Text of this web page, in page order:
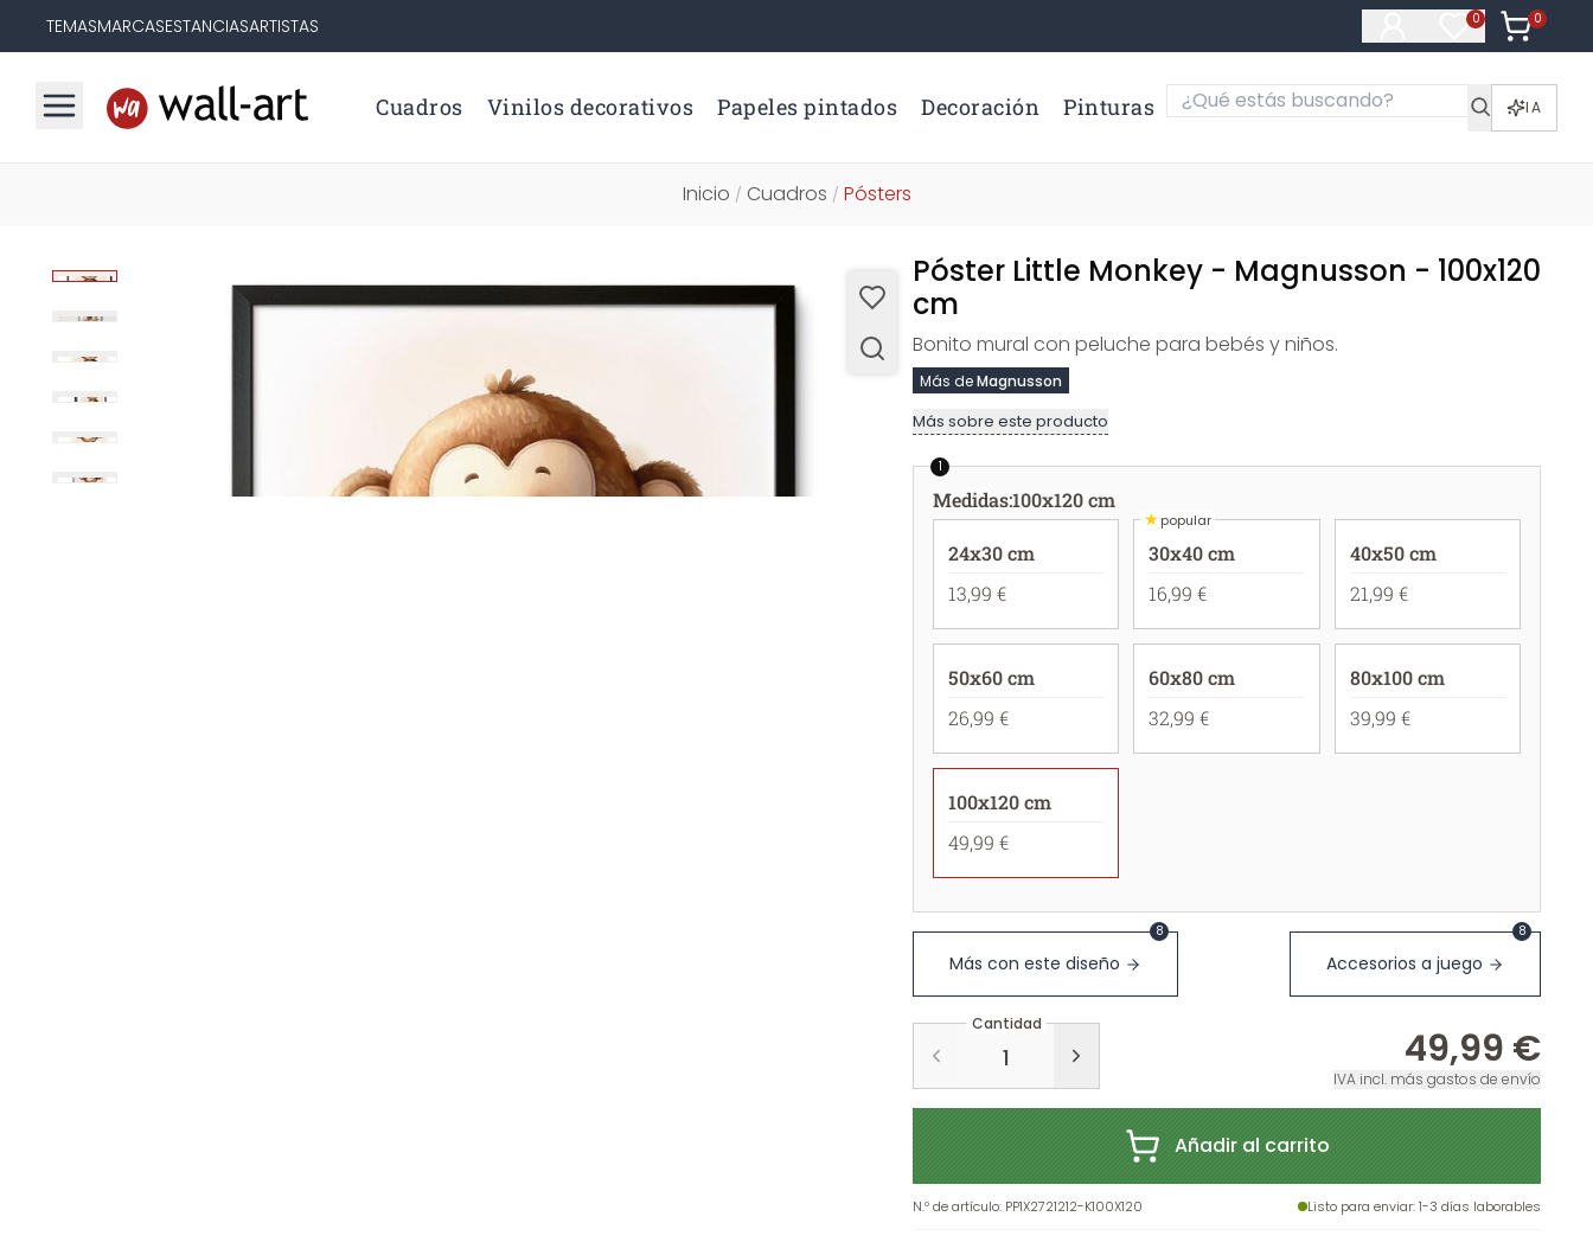
TEMASMARCASESTANCIASARTISTAS 0
Artículos en
0
Artículos
Cuadros Vinilos decorativos Papeles pintados Decoración Pinturas IA
Inicio / Cuadros / Pósters
Póster Little Monkey - Magnusson - 100x120
cm
Bonito mural con peluche para bebés y niños.
Más deMagnusson
Más sobre este producto
1
Medidas:100x120 cm
24x30 cm
13,99 €
★popular
30x40 cm
16,99 €
40x50 cm
21,99 €
50x60 cm
26,99 €
60x80 cm
32,99 €
80x100 cm
39,99 €
100x120 cm
49,99 €
Más con este diseño
8
Accesorios a juego
8
Cantidad
49,99 €
IVA incl. más gastos de envío
Añadir al carrito
N.º de artículo: PP1X2721212-K100X120 Listo para enviar: 1-3 días laborables